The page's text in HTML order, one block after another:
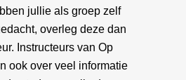
jullie als groep zelf
overleg deze dan
Instructeurs van Op
ook over veel informatie